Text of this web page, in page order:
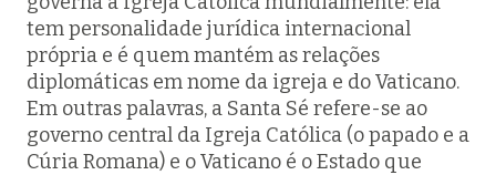
tem personalidade jurídica internacional
própria e é quem mantém as relações
diplomáticas em nome da igreja e do Vaticano.
Em outras palavras, a Santa Sé refere-se ao
governo central da Igreja Católica (o papado e a
Cúria Romana) e o Vaticano é o Estado que